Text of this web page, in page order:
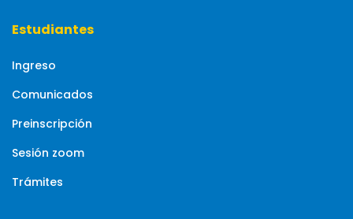
Estudiantes
Ingreso
Comunicados
Preinscripción
Sesión zoom
Trámites